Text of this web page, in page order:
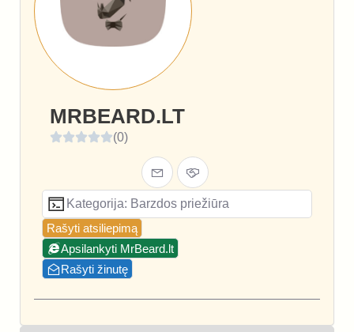
MRBEARD.LT
(0)
Kategorija: Barzdos priežiūra
Rašyti atsiliepimą
Apsilankyti MrBeard.lt
Rašyti žinutę